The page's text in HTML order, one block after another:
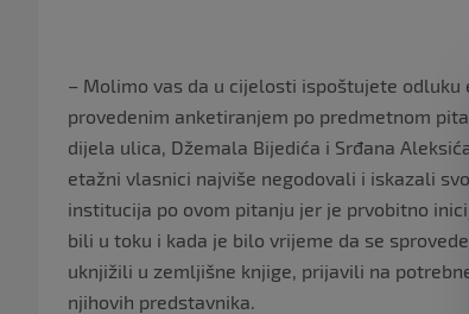
– Molimo vas da u cijelosti ispoštujete
provedenim anketiranjem po predmetnom
dijela ulica, Džemala Bijedića i Srđana
etažni vlasnici najviše negodovali i iskazali
institucija po ovom pitanju jer je prvobitno
bili u toku i kada je bilo vrijeme da se
uknjižili u zemljišne knjige, prijavili na
njihovih predstavnika.